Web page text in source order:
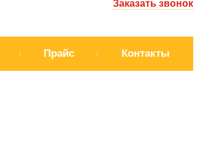
Заказать звонок
Прайс Контакты